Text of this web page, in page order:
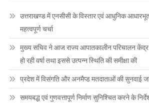
उत्तराखण्ड में एनसीसी के विस्तार एवं आधुनिक
महत्वपूर्ण चर्चा
मुख्य सचिव ने आज राज्य आपातकालीन परिचालन
हो रही वर्षा तथा इससे उत्पन्न स्थिति की समीक्षा की
प्रदेश में विसंगति और अनमैप्ड मतदाताओं की सुनवाई
समयबद्ध एवं गुणवत्तापूर्ण निर्माण सुनिश्चित करने के